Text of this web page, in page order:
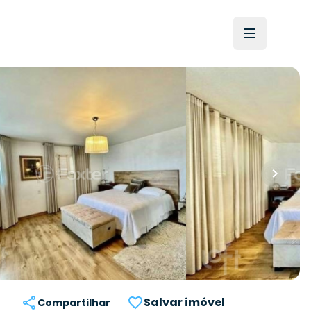
Compartilhar Salvar imóvel